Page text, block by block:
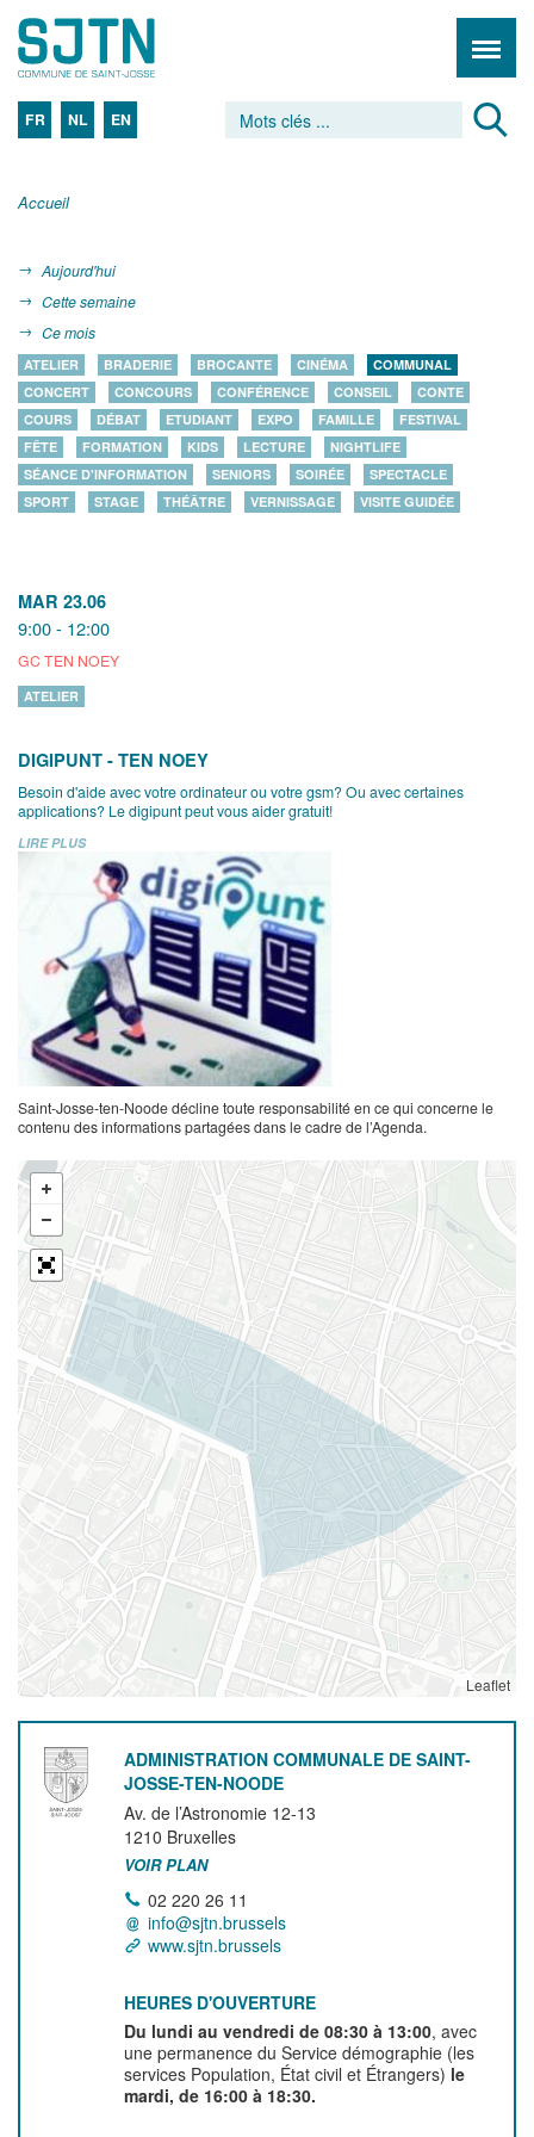
FR NL EN
Accueil
Aujourd'hui
Cette semaine
Ce mois
ATELIER BRADERIE BROCANTE CINÉMA
COMMUNAL
CONCERT
CONCOURS CONFÉRENCE CONSEIL
CONTE
COURS
DÉBAT ETUDIANT EXPO FAMILLE
FESTIVAL
FÊTE
FORMATION KIDS LECTURE
NIGHTLIFE
SÉANCE D'INFORMATION
SENIORS SOIRÉE
SPECTACLE
SPORT
STAGE THÉÂTRE VERNISSAGE VISITE GUIDÉE
MAR 23.06
9:00 - 12:00
GC TEN NOEY
ATELIER
DIGIPUNT - TEN NOEY
Besoin d'aide avec votre ordinateur ou votre gsm? Ou avec certaines
applications? Le digipunt peut vous aider gratuit!
LIRE PLUS
Saint-Josse-ten-Noode décline toute responsabilité en ce qui concerne le
contenu des informations partagées dans le cadre de l’Agenda.
Leaflet
ADMINISTRATION COMMUNALE DE SAINT-
JOSSE-TEN-NOODE
Av. de l’Astronomie 12-13
1210 Bruxelles
VOIR PLAN
02 220 26 11
info@sjtn.brussels
www.sjtn.brussels
HEURES D'OUVERTURE
Du lundi au vendredi de 08:30 à 13:00, avec
une permanence du Service démographie (les
services Population, État civil et Étrangers) le
mardi, de 16:00 à 18:30.